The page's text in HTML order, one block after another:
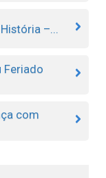
–...
Feriado
com